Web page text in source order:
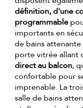
définition, d'une
programmable
importants en
de bains
porte vitrée allant
direct au balcon,
confortable pour
imprenable. La
salle de bains